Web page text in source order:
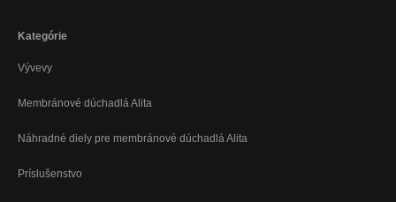
Kategórie
Vývevy
Membránové dúchadlá Alita
Náhradné diely pre membránové dúchadlá Alita
Príslušenstvo